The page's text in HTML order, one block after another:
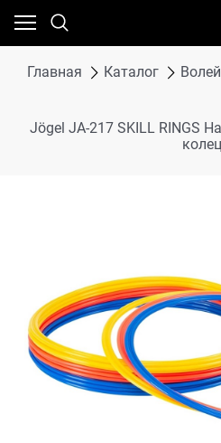
Главная Каталог
Jögel JA-217 SKILL RINGS
колец